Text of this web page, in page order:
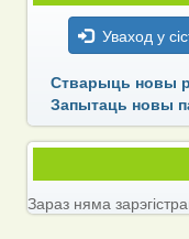
Уваход у
Стварыць новы
Запытаць новы
Зараз няма